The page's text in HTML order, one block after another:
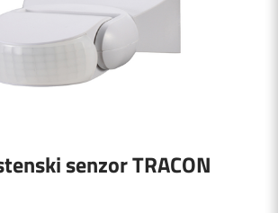
senzor TRACON